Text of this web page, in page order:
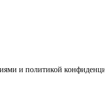
и политикой